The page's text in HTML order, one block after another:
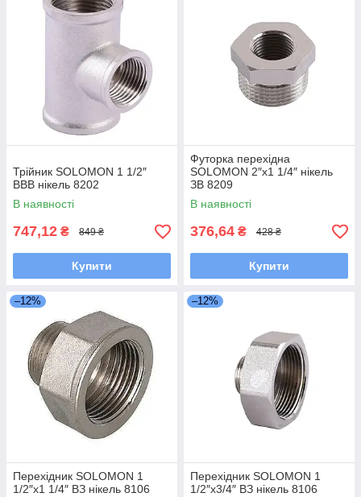
Трійник SOLOMON 1 1/2″
ВВВ нікель 8202
В наявності
747,12 ₴ 849 ₴
Купити
Футорка перехідна
SOLOMON 2″х1 1/4″ нікель
ЗВ 8209
В наявності
376,64 ₴ 428 ₴
Купити
–12%
Перехідник SOLOMON 1
1/2″х1 1/4″ ВЗ нікель 8106
–12%
Перехідник SOLOMON 1
1/2″х3/4″ ВЗ нікель 8106